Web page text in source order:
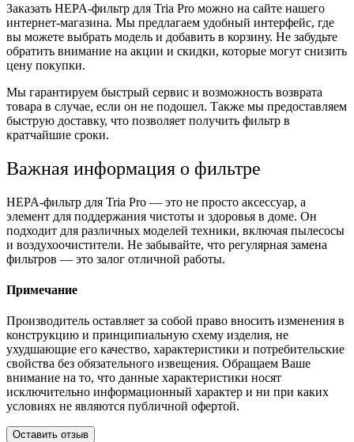
Заказать HEPA-фильтр для Tria Pro можно на сайте нашего
интернет-магазина. Мы предлагаем удобный интерфейс, где
вы можете выбрать модель и добавить в корзину. Не забудьте
обратить внимание на акции и скидки, которые могут снизить
цену покупки.
Мы гарантируем быстрый сервис и возможность возврата
товара в случае, если он не подошел. Также мы предоставляем
быструю доставку, что позволяет получить фильтр в
кратчайшие сроки.
Важная информация о фильтре
HEPA-фильтр для Tria Pro — это не просто аксессуар, а
элемент для поддержания чистоты и здоровья в доме. Он
подходит для различных моделей техники, включая пылесосы
и воздухоочистители. Не забывайте, что регулярная замена
фильтров — это залог отличной работы.
Примечание
Производитель оставляет за собой право вносить изменения в
конструкцию и принципиальную схему изделия, не
ухудшающие его качество, характеристики и потребительские
свойства без обязательного извещения. Обращаем Ваше
внимание на то, что данные характеристики носят
исключительно информационный характер и ни при каких
условиях не являются публичной офертой.
Оставить отзыв